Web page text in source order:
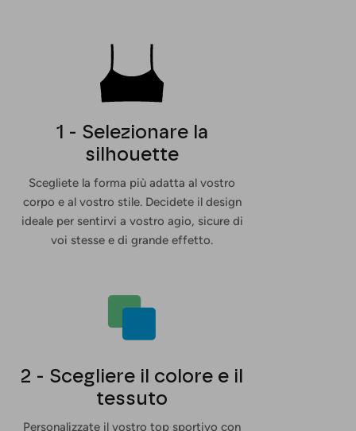
1 - Selezionare la
silhouette
Scegliete la forma più adatta al vostro
corpo e al vostro stile. Decidete il design
ideale per sentirvi a vostro agio, sicure di
voi stesse e di grande effetto.
2 - Scegliere il colore e il
tessuto
Personalizzate il vostro top sportivo con